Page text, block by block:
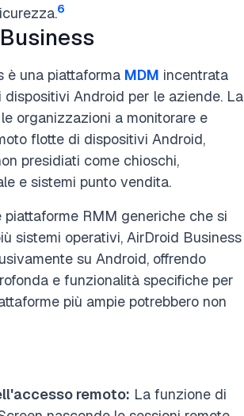
6
è una piattaforma MDM incentrata
dispositivi Android per le aziende. La
organizzazioni a monitorare e
flotte di dispositivi Android,
presidiati come chioschi,
e sistemi punto vendita.
RMM generiche che si
sistemi operativi, AirDroid Business
su Android, offrendo
e funzionalità specifiche per
più ampie potrebbero non
remoto: La funzione di